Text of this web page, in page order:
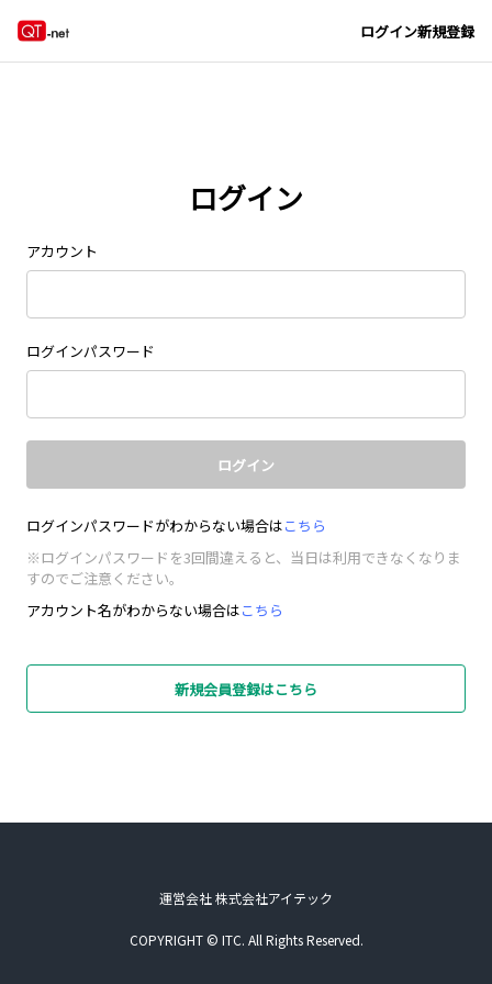
ログイン新規登録
ログイン
アカウント
ログインパスワード
ログイン
ログインパスワードがわからない場合はこちら
※ログインパスワードを3回間違えると、当日は利用できなくなりま
すのでご注意ください。
アカウント名がわからない場合はこちら
新規会員登録はこちら
運営会社 株式会社アイテック
COPYRIGHT © ITC. All Rights Reserved.